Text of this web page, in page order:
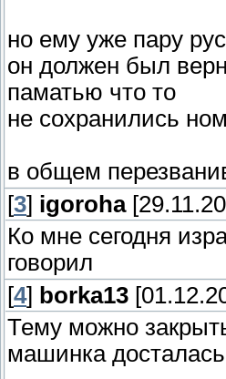
но ему уже пару
он должен был
паматью что то
не сохранились
в общем
[3] igoroha
Ко мне сегодня
говорил
[4] borka13
Тему можно
машинка